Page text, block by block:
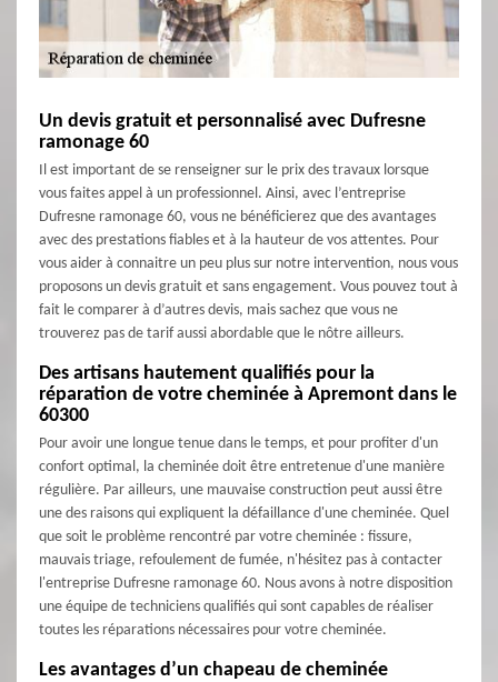
Un devis gratuit et personnalisé avec Dufresne
ramonage 60
Il est important de se renseigner sur le prix des travaux lorsque
vous faites appel à un professionnel. Ainsi, avec l’entreprise
Dufresne ramonage 60, vous ne bénéficierez que des avantages
avec des prestations fiables et à la hauteur de vos attentes. Pour
vous aider à connaitre un peu plus sur notre intervention, nous vous
proposons un devis gratuit et sans engagement. Vous pouvez tout à
fait le comparer à d’autres devis, mais sachez que vous ne
trouverez pas de tarif aussi abordable que le nôtre ailleurs.
Des artisans hautement qualifiés pour la
réparation de votre cheminée à Apremont dans le
60300
Pour avoir une longue tenue dans le temps, et pour profiter d'un
confort optimal, la cheminée doit être entretenue d'une manière
régulière. Par ailleurs, une mauvaise construction peut aussi être
une des raisons qui expliquent la défaillance d'une cheminée. Quel
que soit le problème rencontré par votre cheminée : fissure,
mauvais triage, refoulement de fumée, n'hésitez pas à contacter
l'entreprise Dufresne ramonage 60. Nous avons à notre disposition
une équipe de techniciens qualifiés qui sont capables de réaliser
toutes les réparations nécessaires pour votre cheminée.
Les avantages d’un chapeau de cheminée